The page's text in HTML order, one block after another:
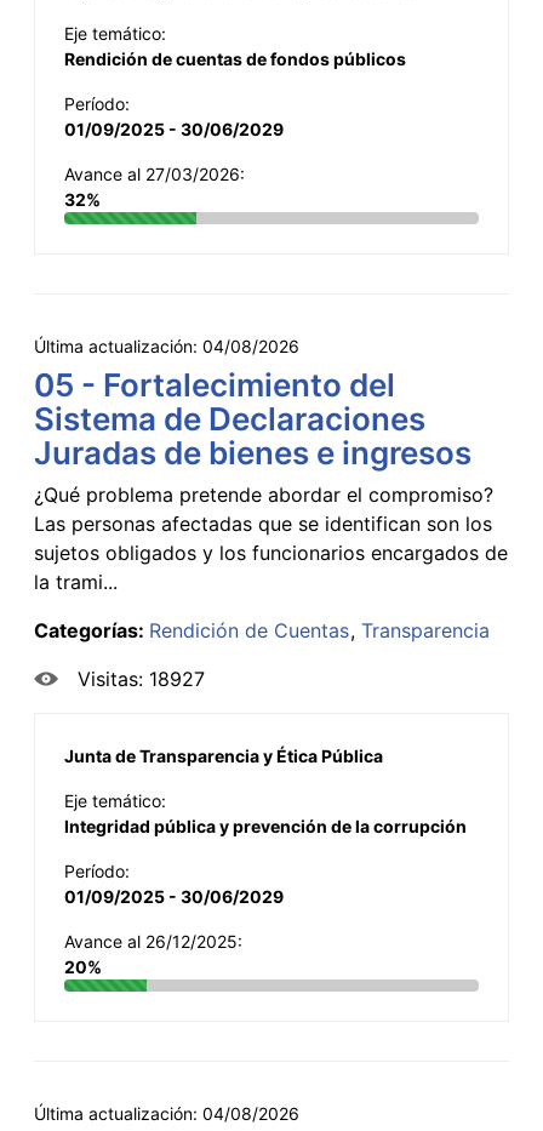
Eje temático:
Rendición de cuentas de fondos públicos
Período:
01/09/2025 - 30/06/2029
Avance al 27/03/2026:
32%
Última actualización: 04/08/2026
05 - Fortalecimiento del
Sistema de Declaraciones
Juradas de bienes e ingresos
¿Qué problema pretende abordar el compromiso?
Las personas afectadas que se identifican son los
sujetos obligados y los funcionarios encargados de
la trami...
Categorías: Rendición de Cuentas Transparencia
Visitas: 18927
Junta de Transparencia y Ética Pública
Eje temático:
Integridad pública y prevención de la corrupción
Período:
01/09/2025 - 30/06/2029
Avance al 26/12/2025:
20%
Última actualización: 04/08/2026